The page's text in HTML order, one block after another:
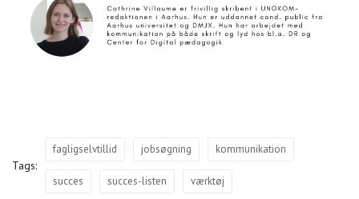
Tags:
fagligselvtillid jobsøgning kommunikation
succes succes-listen værktøj